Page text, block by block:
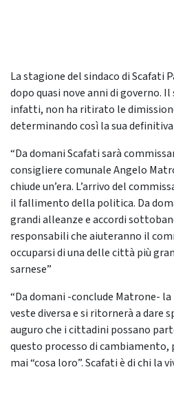
La stagione del sindaco di Scafati
dopo quasi nove anni di governo.
infatti, non ha ritirato le
determinando così la sua definitiva
“Da domani Scafati sarà
consigliere comunale Angelo
chiude un’era. L’arrivo del
il fallimento della politica. Da
grandi alleanze e accordi
responsabili che aiuteranno il
occuparsi di una delle città più
sarnese”
“Da domani -conclude Matrone-
veste diversa e si ritornerà a dare
auguro che i cittadini possano
questo processo di cambiamento,
mai “cosa loro”. Scafati è di chi la